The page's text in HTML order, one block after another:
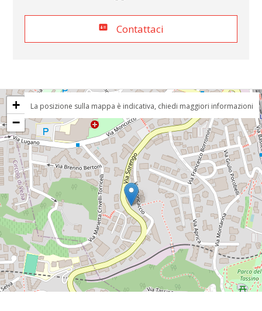
Contattaci
La posizione sulla mappa è indicativa, chiedi maggiori informazioni
+
−